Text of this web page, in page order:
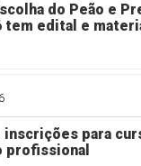
do Peão e
tem edital e
inscrições para
profissional